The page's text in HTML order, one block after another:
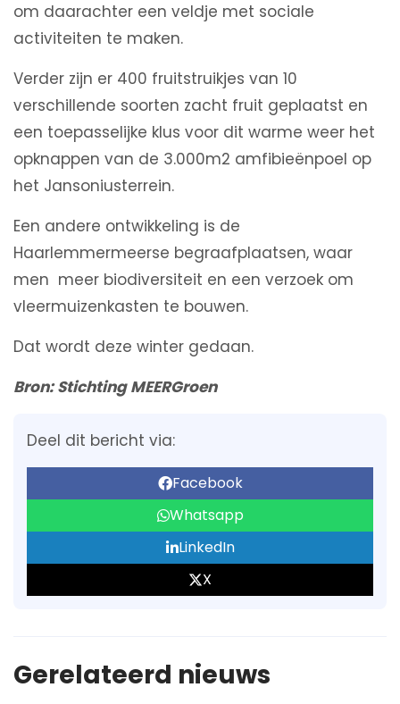
om daarachter een veldje met sociale
activiteiten te maken.
Verder zijn er 400 fruitstruikjes van 10
verschillende soorten zacht fruit geplaatst en
een toepasselijke klus voor dit warme weer het
opknappen van de 3.000m2 amfibieënpoel op
het Jansoniusterrein.
Een andere ontwikkeling is de
Haarlemmermeerse begraafplaatsen, waar
men meer biodiversiteit en een verzoek om
vleermuizenkasten te bouwen.
Dat wordt deze winter gedaan.
Bron:Stichting MEERGroen
Deel dit bericht via:
Facebook
Whatsapp
LinkedIn
X
Gerelateerd nieuws